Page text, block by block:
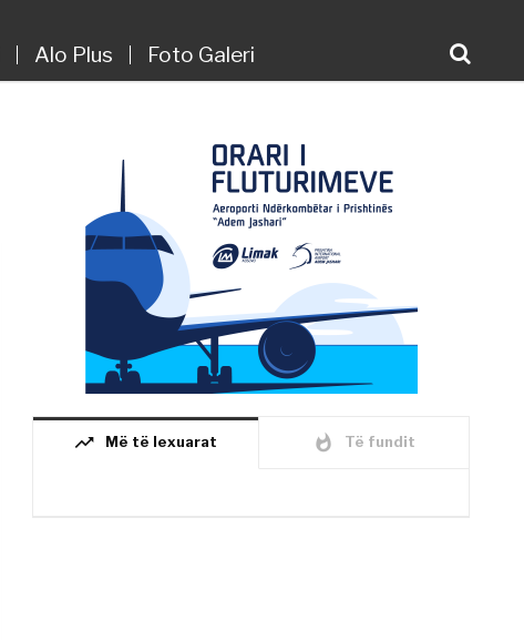
Alo Plus Foto Galeri
trending_up Më të lexuarat whatshot Të fundit